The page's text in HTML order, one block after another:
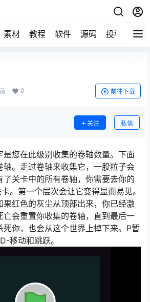
素材 教程 软件 源码 投稿 关于
0 前往下载
关注 私信
是您在此级别收集的卷轴数量。下面
轴。走过卷轴来收集它，一股粒子会
了关卡中的所有卷轴，你需要去你的
。第一个层次会让它变得显而易见。
果红色的灰尘从顶部出来，你已经激
亡会重置你收集的卷轴，直到最后一
死你，也会从这个世界上掉下来。P暂
移动和跳跃。